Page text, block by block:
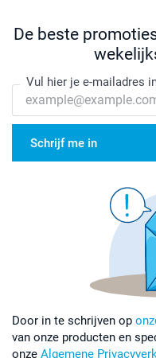
De beste
Vul hier je e-mailadres
Schrijf me in
Door in te schrijven op
van onze producten en
onze Algemene